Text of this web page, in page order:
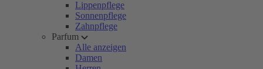
Lippenpflege
Sonnenpflege
Zahnpflege
Parfum
Alle anzeigen
Damen